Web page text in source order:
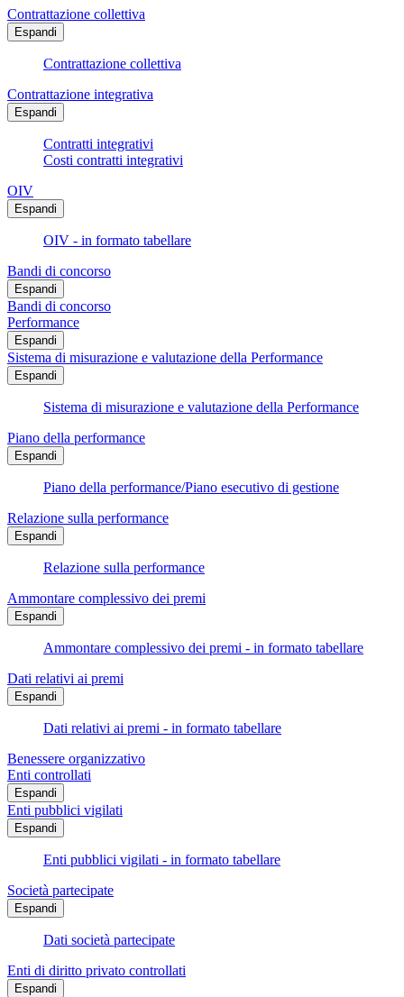
Contrattazione collettiva
Espandi
Contrattazione collettiva
Contrattazione integrativa
Espandi
Contratti integrativi
Costi contratti integrativi
OIV
Espandi
OIV - in formato tabellare
Bandi di concorso
Espandi
Bandi di concorso
Performance
Espandi
Sistema di misurazione e valutazione della Performance
Espandi
Sistema di misurazione e valutazione della Performance
Piano della performance
Espandi
Piano della performance/Piano esecutivo di gestione
Relazione sulla performance
Espandi
Relazione sulla performance
Ammontare complessivo dei premi
Espandi
Ammontare complessivo dei premi - in formato tabellare
Dati relativi ai premi
Espandi
Dati relativi ai premi - in formato tabellare
Benessere organizzativo
Enti controllati
Espandi
Enti pubblici vigilati
Espandi
Enti pubblici vigilati - in formato tabellare
Società partecipate
Espandi
Dati società partecipate
Enti di diritto privato controllati
Espandi